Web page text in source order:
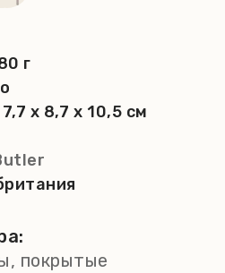
г
7,7 x 8,7 x 10,5 см
покрытые